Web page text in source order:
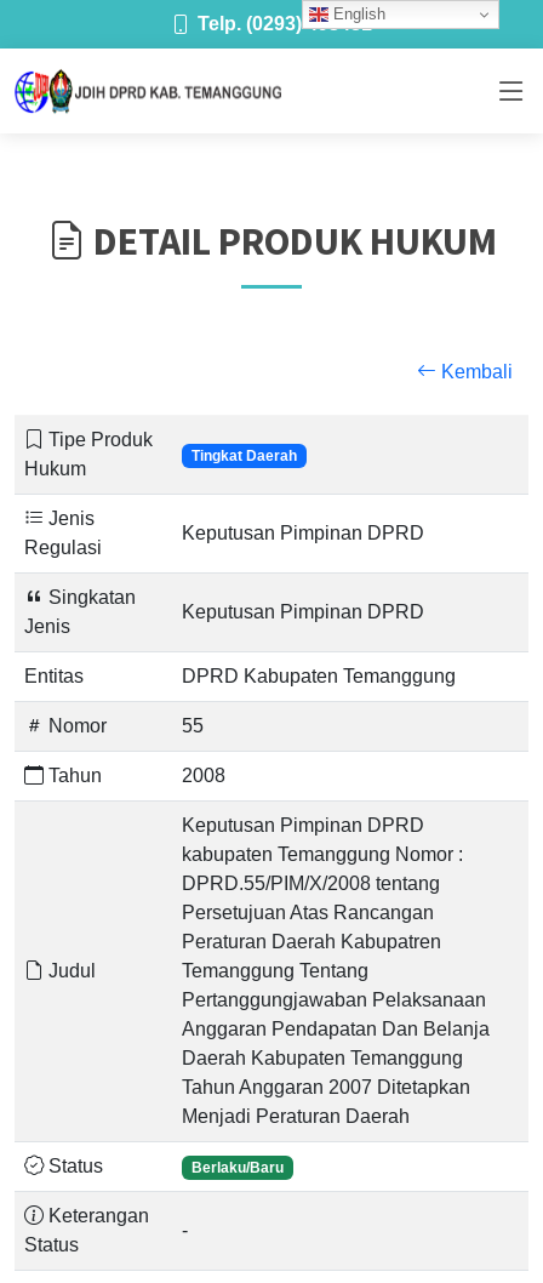
English
Telp. (0293) 493481
DETAIL PRODUK HUKUM
Kembali
Tipe Produk
Hukum
Tingkat Daerah
Jenis
Regulasi
Keputusan Pimpinan DPRD
Singkatan
Jenis
Keputusan Pimpinan DPRD
Entitas DPRD Kabupaten Temanggung
Nomor 55
Tahun 2008
Judul
Keputusan Pimpinan DPRD
kabupaten Temanggung Nomor :
DPRD.55/PIM/X/2008 tentang
Persetujuan Atas Rancangan
Peraturan Daerah Kabupatren
Temanggung Tentang
Pertanggungjawaban Pelaksanaan
Anggaran Pendapatan Dan Belanja
Daerah Kabupaten Temanggung
Tahun Anggaran 2007 Ditetapkan
Menjadi Peraturan Daerah
Status Berlaku/Baru
Keterangan
Status
-